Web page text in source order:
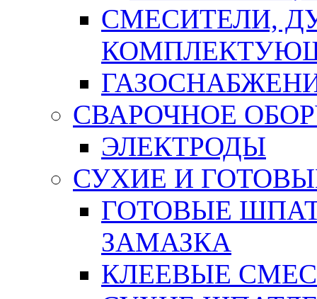
СМЕСИТЕЛИ,
СВАРОЧНОЕ
ЭЛЕКТРОДЫ
СУХИЕ И
ГОТОВЫЕ
ЗАМАЗКА
КЛЕЕВЫЕ